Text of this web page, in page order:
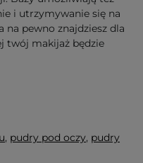
i utrzymywanie się na
na pewno znajdziesz dla
twój makijaż będzie
, pudry pod oczy, pudry